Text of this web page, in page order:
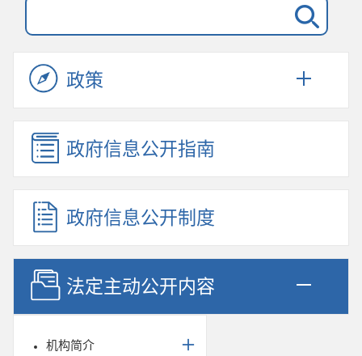
政策
政府信息公开指南
政府信息公开制度
法定主动公开内容
机构简介